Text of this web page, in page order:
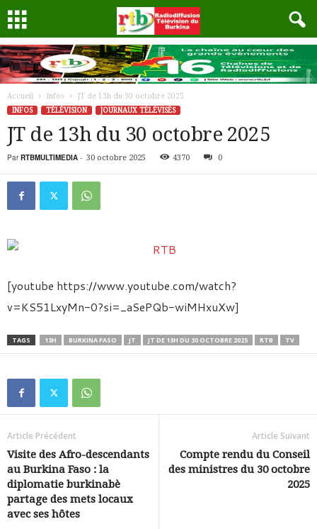
Accueil Infos
JT de 13h du 30 octobre 2025
INFOS
TÉLÉVISION JOURNAUX TÉLÉVISÉS
JT de 13h du 30 octobre 2025
Par RTBMULTIMEDIA - 30 octobre 2025 4370 0
[youtube https://www.youtube.com/watch?
v=KS51LxyMn-0?si=_aSePQb-wiMHxuXw]
TAGS 13H BURKINA FASO JT JT DE 13H DU 30 OCTOBRE 2025 RTB TV
Article Précédent
Visite des Afro-descendants
au Burkina Faso : la
diplomatie burkinabè
partage des mets locaux
avec ses hôtes
Article Suivant
Compte rendu du Conseil
des ministres du 30 octobre
2025